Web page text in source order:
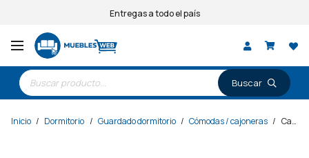
Entregas a todo el país
Búsqueda
de
productos
Inicio / Dormitorio / Guardado dormitorio / Cómodas / cajoneras / Cajonera Organizadora Almacenamiento 4 Cajones Ruedas